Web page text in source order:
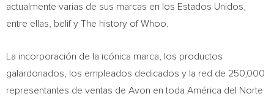
actualmente varias de sus marcas en los Estados Unidos,
entre ellas, belif y The history of Whoo.
La incorporación de la icónica marca, los productos
galardonados, los empleados dedicados y la red de 250,000
representantes de ventas de Avon en toda América del Norte